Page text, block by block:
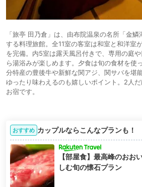
「旅亭 田乃倉」は、由布院温泉の名所「金
する料理旅館。全11室の客室は和室と和洋室
を完備。内5室は露天風呂付きで、専用の庭
ら湯浴みが楽しめます。夕食は旬の食材を使
分特産の豊後牛や新鮮な関アジ、関サバを堪
ゆったり味わえるのも嬉しいポイント。2人
お宿です。
おすすめ カップルならこんなプランも！
【部屋食】最高峰のおお
しむ旬の懐石プラン